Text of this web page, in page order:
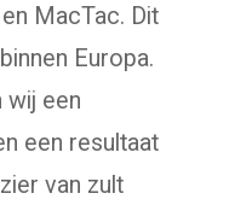
MacTac. Dit
Europa.
wij een
een resultaat
van zult